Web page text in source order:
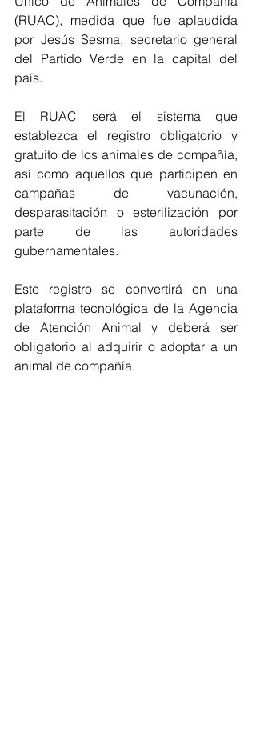
(RUAC), medida que fue aplaudida
por Jesús Sesma, secretario general
del Partido Verde en la capital del
país.
El RUAC será el sistema que
establezca el registro obligatorio y
gratuito de los animales de compañía,
así como aquellos que participen en
campañas de vacunación,
desparasitación o esterilización por
parte de las autoridades
gubernamentales.
Este registro se convertirá en una
plataforma tecnológica de la Agencia
de Atención Animal y deberá ser
obligatorio al adquirir o adoptar a un
animal de compañía.